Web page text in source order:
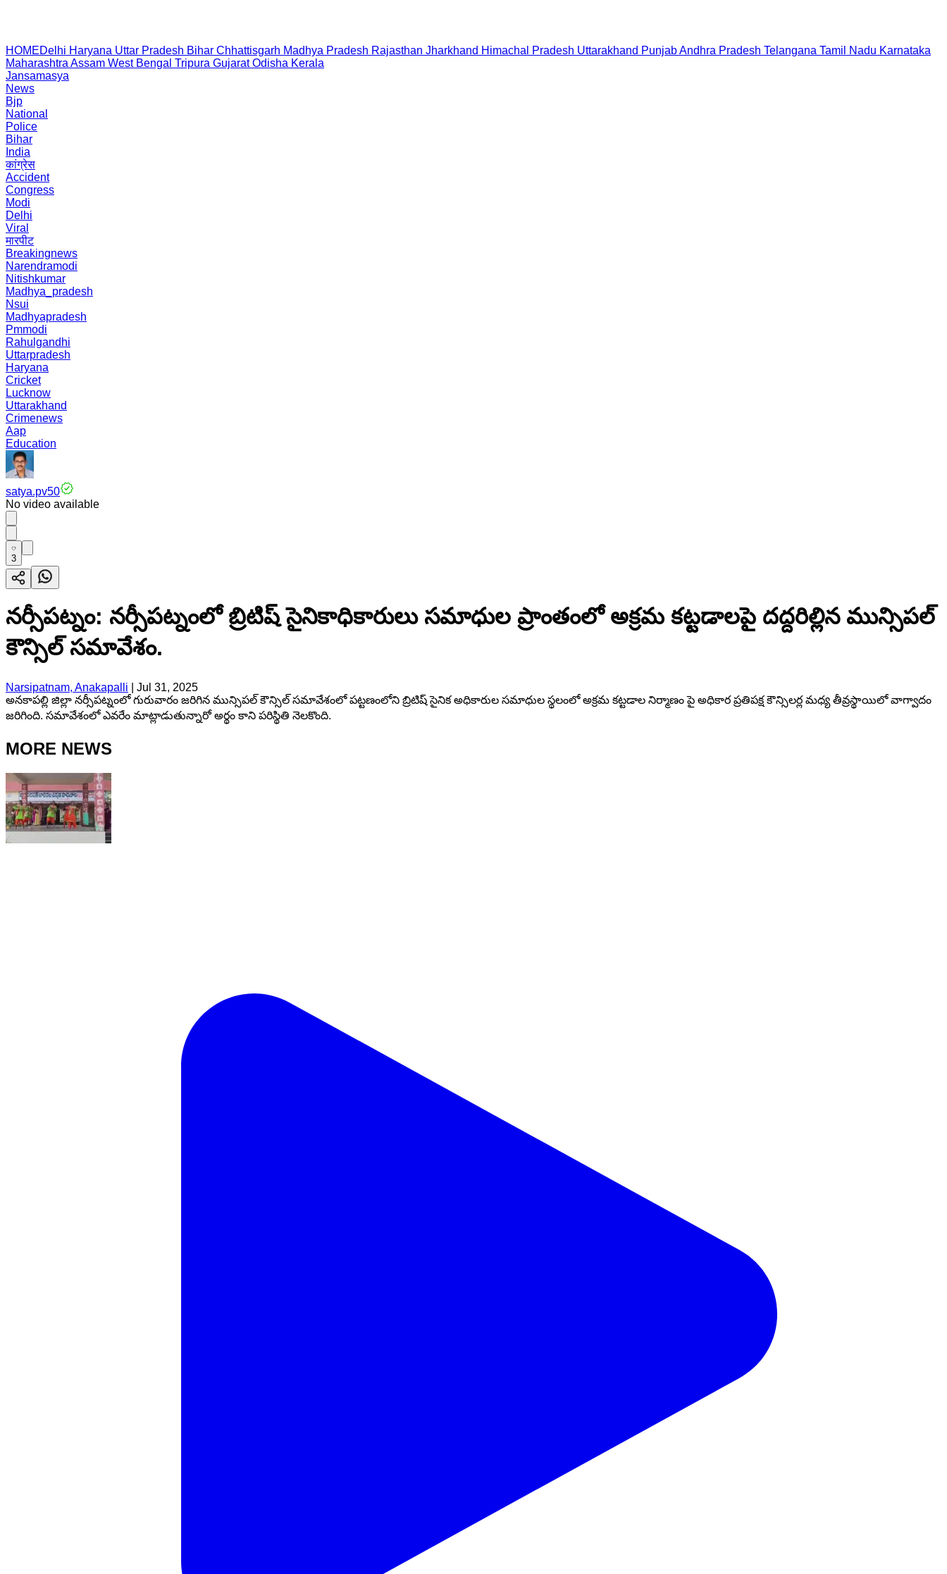
HOMEDelhi Haryana Uttar Pradesh Bihar Chhattisgarh Madhya Pradesh Rajasthan Jharkhand Himachal Pradesh Uttarakhand PunjabAndhra Pradesh Telangana Tamil Nadu Karnataka
Maharashtra Assam West Bengal Tripura Gujarat Odisha Kerala
Jansamasya
News
Bjp
National
Police
Bihar
India
कांग्रेस
Accident
Congress
Modi
Delhi
Viral
मारपीट
Breakingnews
Narendramodi
Nitishkumar
Madhya_pradesh
Nsui
Madhyapradesh
Pmmodi
Rahulgandhi
Uttarpradesh
Haryana
Cricket
Lucknow
Uttarakhand
Crimenews
Aap
Education
satya.pv50
No video available
3
నర్సీపట్నం: నర్సీపట్నంలో బ్రిటిష్ సైనికాధికారులు సమాధుల ప్రాంతంలో అక్రమ కట్టడాలపై దద్దరిల్లిన మున్సిపల్
కౌన్సిల్ సమావేశం.
Narsipatnam, Anakapalli
Jul 31, 2025
అనకాపల్లి జిల్లా నర్సీపట్నంలో గురువారం జరిగిన మున్సిపల్ కౌన్సిల్ సమావేశంలో పట్టణంలోని బ్రిటిష్ సైనిక అధికారుల సమాధుల స్థలంలో అక్రమ కట్టడాల నిర్మాణం పై అధికార ప్రతిపక్ష కౌన్సిలర్ల మధ్య తీవ్రస్థాయిలో వాగ్వాదం
జరిగింది. సమావేశంలో ఎవరేం మాట్లాడుతున్నారో అర్థం కాని పరిస్థితి నెలకొంది.
MORE NEWS